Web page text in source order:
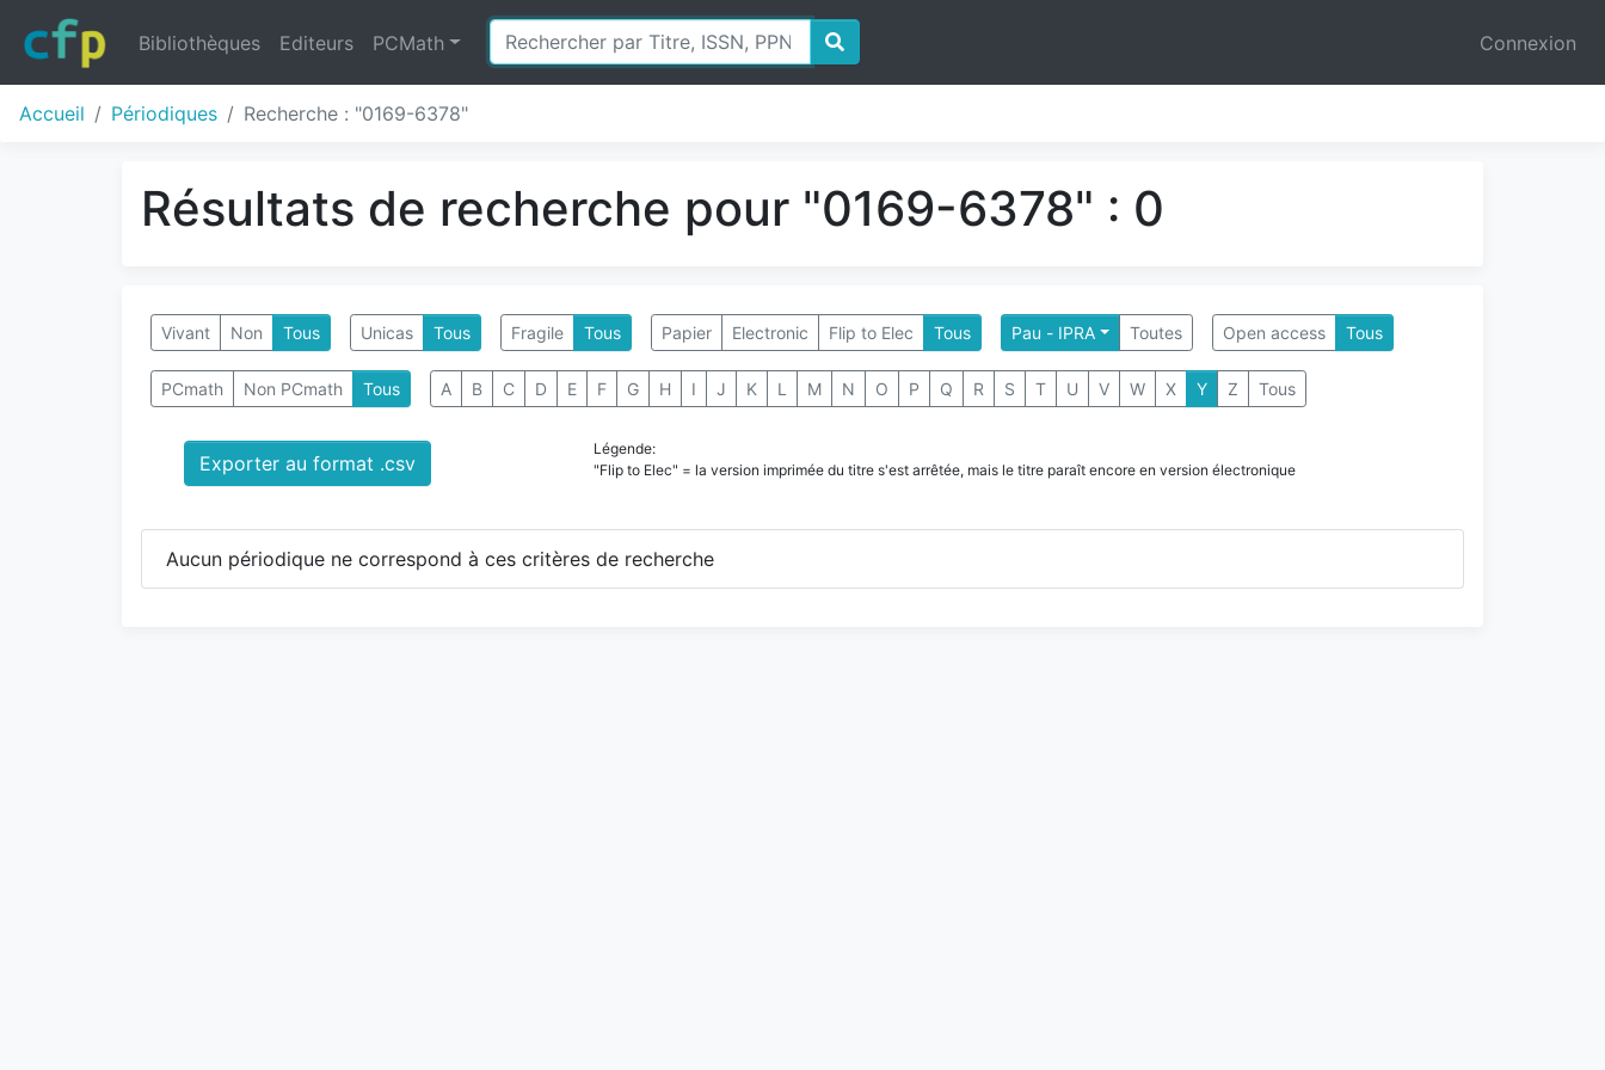
Bibliothèques Editeurs PCMath Connexion
Accueil Périodiques Recherche : "0169-6378"
Résultats de recherche pour "0169-6378" : 0
Vivant Non Tous Unicas Tous Fragile Tous Papier Electronic Flip to Elec Tous Pau - IPRA Toutes Open access Tous
PCmath Non PCmath Tous A B C D E F G H I J K L M N O P Q R S T U V W X Y Z Tous
Exporter au format .csv
Légende:
"Flip to Elec" = la version imprimée du titre s'est arrêtée, mais le titre paraît encore en version électronique
Aucun périodique ne correspond à ces critères de recherche